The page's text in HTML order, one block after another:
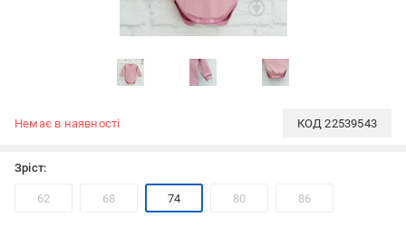
Немає в наявності КОД22539543
Зріст:
62 68 74 80 86